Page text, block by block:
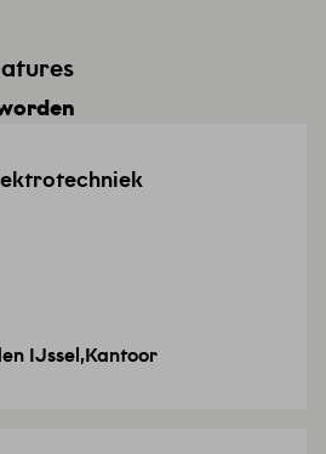
en wij zullen je
IJssel ,Kantoor